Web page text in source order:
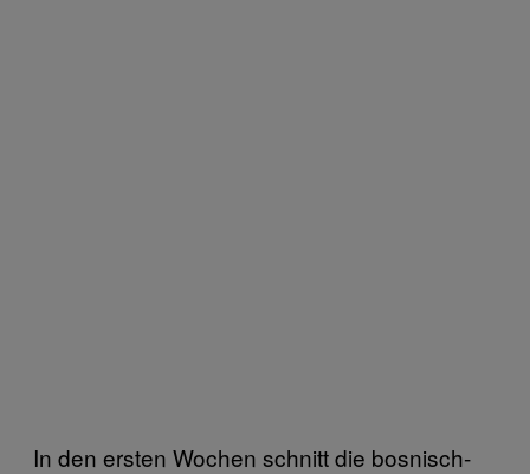
In den ersten Wochen schnitt die bosnisch-